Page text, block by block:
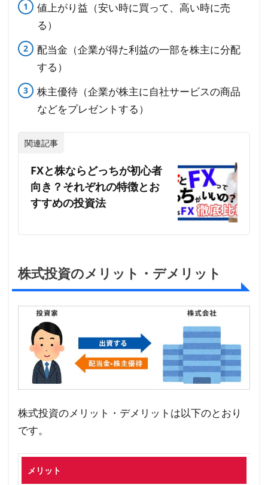
値上がり益（安い時に買って、高い時に売
る）
配当金（企業が得た利益の一部を株主に分配
する）
株主優待（企業が株主に自社サービスの商品
などをプレゼントする）
関連記事
FXと株ならどっちが初心者
向き？それぞれの特徴とお
すすめの投資法
株式投資のメリット・デメリット
株式投資のメリット・デメリットは以下のとおり
です。
メリット